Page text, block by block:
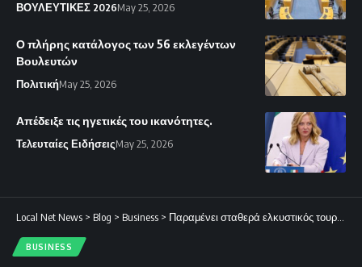
ΒΟΥΛΕΥΤΙΚΕΣ 2026May 25, 2026
Ο πλήρης κατάλογος των 56 εκλεγέντων
Βουλευτών
ΠολιτικήMay 25, 2026
Απέδειξε τις ηγετικές του ικανότητες.
Τελευταίες ΕιδήσειςMay 25, 2026
Local Net News > Blog > Business > Παραμένει σταθερά ελκυστικός τουριστικός προορισμός η χώρα.
BUSINESS